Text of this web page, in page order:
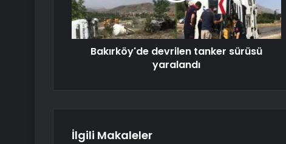
Bakırköy'de devrilen tanker sürüsü
yaralandı
İlgili Makaleler